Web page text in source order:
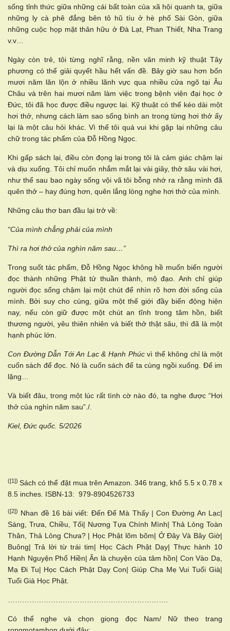
sống tỉnh thức giữa những cái bất toàn của xã hội quanh ta, giữa
những ly cà phê đắng bên tô hũ tíu ở hè phố Sài Gòn, giữa
những cuộc họp mặt thân hữu ở Đà Lạt, Phan Thiết, Nha Trang
v.v…
Ngày còn trẻ, tôi từng nghĩ rằng, nền văn minh kỹ thuật Tây
phương có thể giải quyết hầu hết vấn đề. Bây giờ sau hơn bốn
mươi năm lăn lộn ở nhiều lãnh vực qua nhiều cửa ngõ tại Âu
Châu và trên hai mươi năm làm việc trong bệnh viện đại học ở
Đức, tôi đã học được điều ngược lại. Kỹ thuật có thể kéo dài một
hơi thở, nhưng cách làm sao sống bình an trong từng hơi thở ấy
lại là một câu hỏi khác. Vì thế tôi quá vui khi gặp lại những câu
chữ trong tác phẩm của Đỗ Hồng Ngọc.
Khi gấp sách lại, điều còn đọng lại trong tôi là cảm giác chậm lại
và dịu xuống. Tôi chỉ muốn nhắm mắt lại vài giây, thở sâu vài hơi,
như thể sau bao ngày sống vội vã tôi bỗng nhớ ra rằng mình đã
quên thở – hay đúng hơn, quên lắng lòng nghe hơi thở của mình.
Những câu thơ ban đầu lại trở về:
“Của mình chẳng phải của mình
Thì ra hơi thở của nghìn năm sau…”
Trong suốt tác phẩm, Đỗ Hồng Ngọc không hề muốn biến người
đọc thành những Phật tử thuần thành, mộ đạo. Anh chỉ giúp
người đọc sống chậm lại một chút để nhìn rõ hơn đời sống của
mình. Bởi suy cho cùng, giữa một thế giới đầy biến động hiện
nay, nếu còn giữ được một chút an tĩnh trong tâm hồn, biết
thương người, yêu thiên nhiên và biết thở thật sâu, thì đã là một
hạnh phúc lớn.
Con Đường Dẫn Tới An Lạc & Hạnh Phúcvì thế không chỉ là một
cuốn sách để đọc. Nó là cuốn sách để ta cùng ngồi xuống. Để im
lặng…
Và biết đâu, trong một lúc rất tình cờ nào đó, ta nghe được “Hơi
thở của nghìn năm sau”./.
Kiel, Đức quốc. 5/2026
([1]) Sách có thể đặt mua trên Amazon. 346 trang, khổ 5.5 x 0.78 x
8.5 inches. ISBN-13: ‎ 979-8904526733
([2]) Nhan đề 16 bài viết: Đến Để Mà Thấy | Con Đường An Lạc|
Sáng, Trưa, Chiều, Tối| Nương Tựa Chính Mình| Thả Lỏng Toàn
Thân, Thả Lỏng Chưa? | Học Phật lõm bõm| Ở Đây Và Bây Giờ|
Buông| Trả lời từ trái tim| Học Cách Phật Dạy| Thực hành 10
Hạnh Nguyện Phổ Hiền| Ăn là chuyện của tâm hồn| Con Vào Dạ,
Mạ Đi Tu| Học Cách Phật Dạy Con| Giúp Cha Mẹ Vui Tuổi Già|
Tuổi Già Học Phật.
Có thể nghe và chọn giọng đọc Nam/ Nữ theo trang